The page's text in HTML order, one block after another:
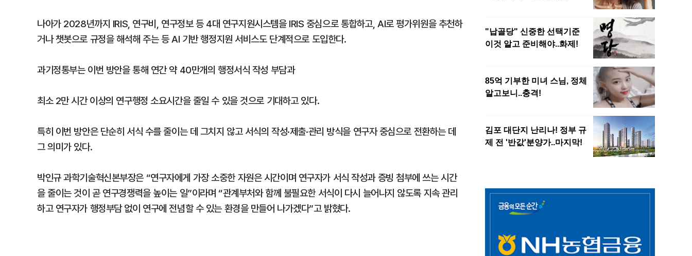
나아가 2028년까지 IRIS, 연구비, 연구정보 등 4대 연구지원시스템을 IRIS 중심으로 통합하고, AI로 평가위원을 추천하
거나 챗봇으로 규정을 해석해 주는 등 AI 기반 행정지원 서비스도 단계적으로 도입한다.
과기정통부는 이번 방안을 통해 연간 약 40만개의 행정서식 작성 부담과
최소 2만 시간 이상의 연구행정 소요시간을 줄일 수 있을 것으로 기대하고 있다.
특히 이번 방안은 단순히 서식 수를 줄이는 데 그치지 않고 서식의 작성·제출·관리 방식을 연구자 중심으로 전환하는 데
그 의미가 있다.
박인규 과학기술혁신본부장은 “연구자에게 가장 소중한 자원은 시간이며 연구자가 서식 작성과 증빙 첨부에 쓰는 시간
을 줄이는 것이 곧 연구경쟁력을 높이는 일”이라며 “관계부처와 함께 불필요한 서식이 다시 늘어나지 않도록 지속 관리
하고 연구자가 행정부담 없이 연구에 전념할 수 있는 환경을 만들어 나가겠다”고 밝혔다.